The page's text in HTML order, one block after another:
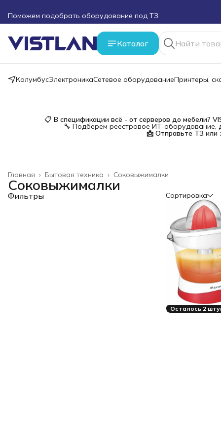
Поможем подобрать оборудование под ТЗ
Пуско-наладочные работы
Более 100 000 позиций в наличии и под заказ
Каталог
КолумбусЭлектроникаСетевое оборудованиеПринтеры,
📋В спецификации всё - от серверов до мебели?
🔧 Подберем реестровое ИТ-оборудование,
📩 Отправьте ТЗ или
Соковыжималки
Бытовая техника ›
Главная ›
Соковыжималки
Фильтры Сортировка
Осталось 2